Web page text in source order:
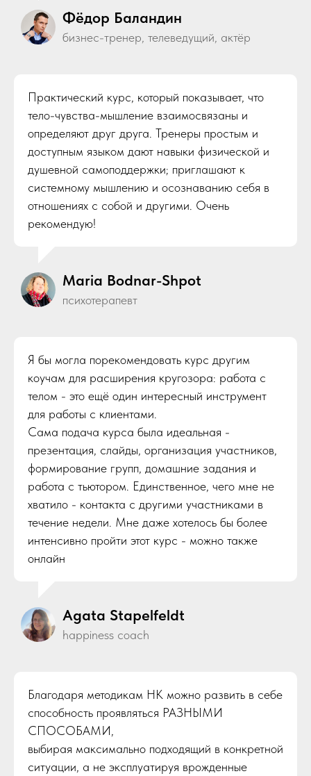
Фёдор Баландин
бизнес-тренер, телеведущий, актёр
Практический курс, который показывает, что
тело-чувства-мышление взаимосвязаны и
определяют друг друга. Тренеры простым и
доступным языком дают навыки физической и
душевной самоподдержки; приглашают к
системному мышлению и осознаванию себя в
отношениях с собой и другими. Очень
рекомендую!
Maria Bodnar-Shpot
психотерапевт
Я бы могла порекомендовать курс другим
коучам для расширения кругозора: работа с
телом - это ещё один интересный инструмент
для работы с клиентами.
Сама подача курса была идеальная -
презентация, слайды, организация участников,
формирование групп, домашние задания и
работа с тьютором. Единственное, чего мне не
хватило - контакта с другими участниками в
течение недели. Мне даже хотелось бы более
интенсивно пройти этот курс - можно также
онлайн
Аgata Stapelfeldt
happiness coach
Благодаря методикам НК можно развить в себе
способность проявляться РАЗНЫМИ
СПОСОБАМИ,
выбирая максимально подходящий в конкретной
ситуации, а не эксплуатируя врожденные